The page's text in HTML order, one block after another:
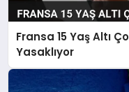
Fransa 15 Yaş Altı
Yasaklıyor